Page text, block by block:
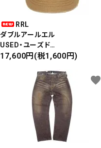
RRL
ダブルアールエル
USED・ユーズド
6PANEL CAP
17,600円(税1,600円)
favorite